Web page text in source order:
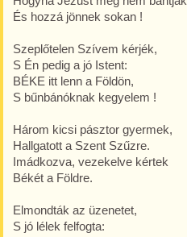
És hozzá jönnek sokan !
Szeplőtelen Szívem kérjék,
S Én pedig a jó Istent:
BÉKE itt lenn a Földön,
S bűnbánóknak kegyelem !
Három kicsi pásztor gyermek,
Hallgatott a Szent Szűzre.
Imádkozva, vezekelve kértek
Békét a Földre.
Elmondták az üzenetet,
S jó lélek felfogta: